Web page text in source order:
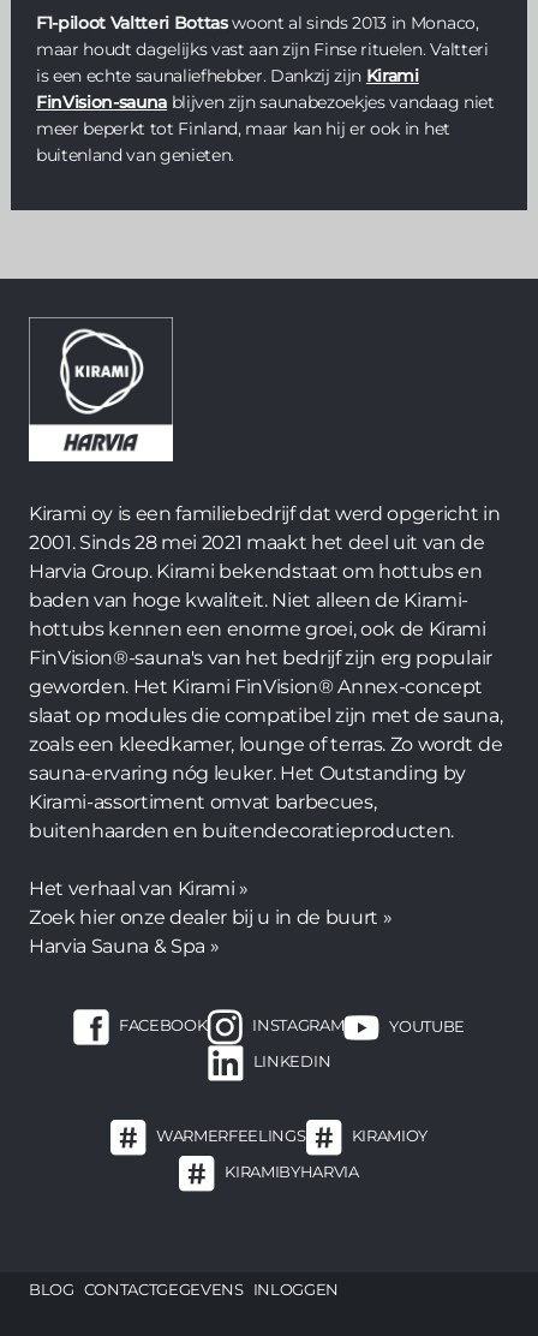
F1-piloot Valtteri Bottaswoont al sinds 2013 in Monaco,
maar houdt dagelijks vast aan zijn Finse rituelen. Valtteri
is een echte saunaliefhebber. Dankzij zijn Kirami
FinVision-sauna blijven zijn saunabezoekjes vandaag niet
meer beperkt tot Finland, maar kan hij er ook in het
buitenland van genieten.
Kirami oy is een familiebedrijf dat werd opgericht in
2001. Sinds 28 mei 2021 maakt het deel uit van de
Harvia Group. Kirami bekendstaat om hottubs en
baden van hoge kwaliteit. Niet alleen de Kirami-
hottubs kennen een enorme groei, ook de Kirami
FinVision®-sauna's van het bedrijf zijn erg populair
geworden. Het Kirami FinVision® Annex-concept
slaat op modules die compatibel zijn met de sauna,
zoals een kleedkamer, lounge of terras. Zo wordt de
sauna-ervaring nóg leuker. Het Outstanding by
Kirami-assortiment omvat barbecues,
buitenhaarden en buitendecoratieproducten.
Het verhaal van Kirami »
Zoek hier onze dealer bij u in de buurt »
Harvia Sauna & Spa »
FACEBOOK INSTAGRAM
YOUTUBE
LINKEDIN
WARMERFEELINGS
KIRAMIOY
KIRAMIBYHARVIA
BLOG CONTACTGEGEVENS INLOGGEN